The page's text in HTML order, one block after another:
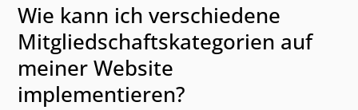
Wie kann ich verschiedene
Mitgliedschaftskategorien auf
meiner Website
implementieren?